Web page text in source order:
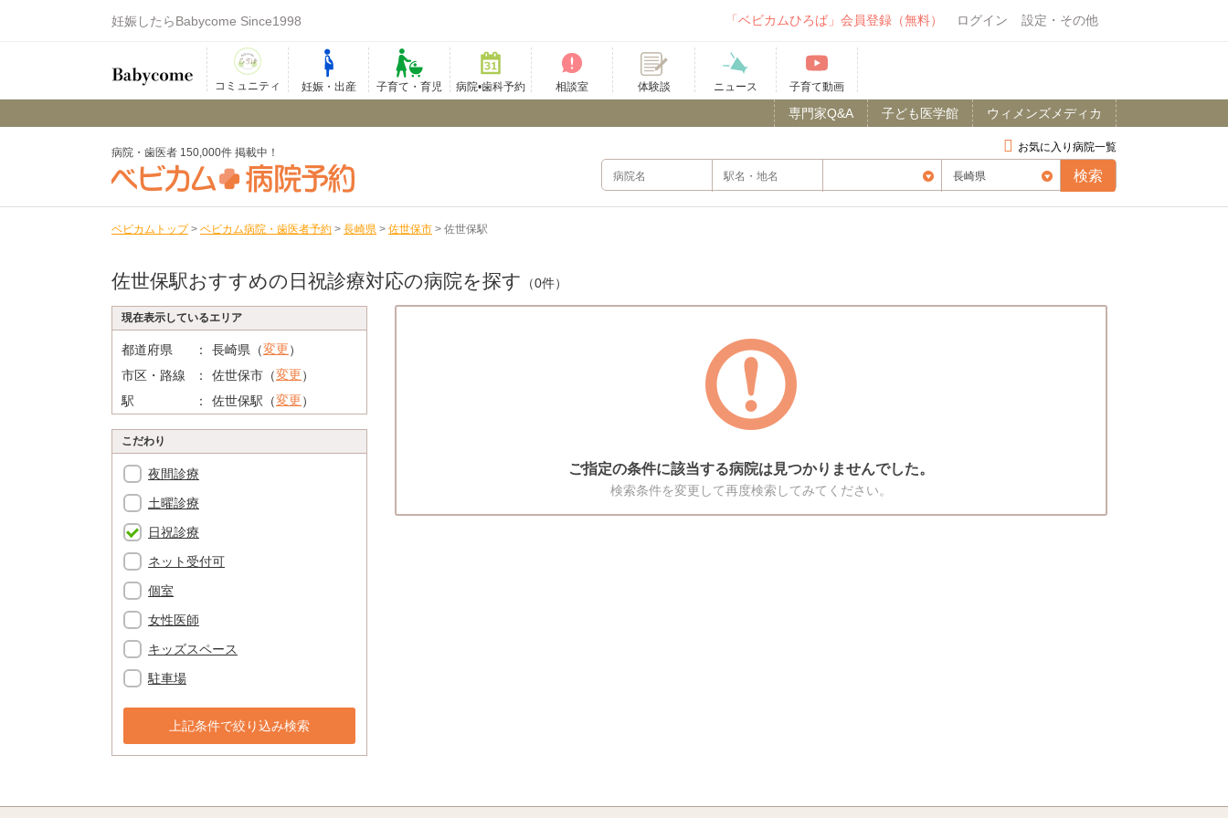
妊娠したらBabycome Since1998 「ベビカムひろば」会員登録（無料） ログイン 設定・その他
コミュニティ 妊娠・出産 子育て・育児 病院•歯科予約 相談室 体験談 ニュース 子育て動画
ウィメンズメディカ
子ども医学館
専門家Q&A
お気に入り病院一覧
病院・歯医者 150,000件 掲載中！
ベビカムトップ > ベビカム病院・歯医者予約 > 長崎県 > 佐世保市 > 佐世保駅
佐世保駅おすすめの日祝診療対応の病院を探す （0件）
現在表示しているエリア
都道府県 長崎県（変更）
市区・路線
佐世保市（変更）
駅
佐世保駅（変更）
こだわり
夜間診療
土曜診療
日祝診療
ネット受付可
個室
女性医師
キッズスペース
駐車場
上記条件で絞り込み検索
ご指定の条件に該当する病院は見つかりませんでした。
検索条件を変更して再度検索してみてください。